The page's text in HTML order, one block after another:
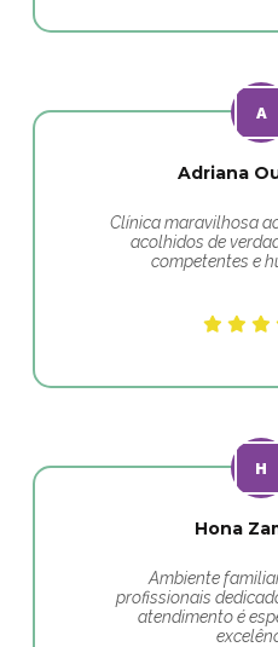
Adriana
Clínica maravilhosa
acolhidos de
competentes e
Hona
Ambiente
profissionais
atendimento é